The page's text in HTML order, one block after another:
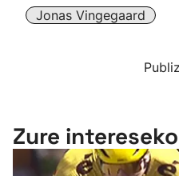
Jonas Vingegaard
Zure